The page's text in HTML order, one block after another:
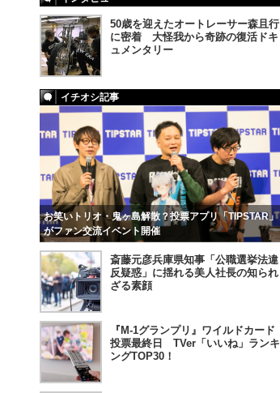
50歳を迎えたオートレーサー森且行
に密着 大怪我から奇跡の復活ドキ
ュメンタリー
イチオシ記事
お笑いトリオ・鬼ヶ島解散？投票アプリ「TIPSTAR」
がファン交流イベント開催
斎藤元彦兵庫県知事「公職選挙法違
反疑惑」に揺れる美人社長の知られ
ざる素顔
『M-1グランプリ』ワイルドカード
投票最終日 TVer「いいね」ランキ
ングTOP30！